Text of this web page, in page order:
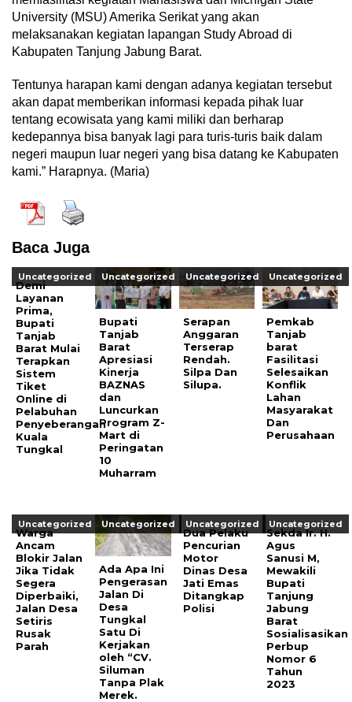
University (MSU) Amerika Serikat yang akan
melaksanakan kegiatan lapangan Study Abroad di
Kabupaten Tanjung Jabung Barat.
Tentunya harapan kami dengan adanya kegiatan tersebut
akan dapat memberikan informasi kepada pihak luar
tentang ecowisata yang kami miliki dan berharap
kedepannya bisa banyak lagi para turis-turis baik dalam
negeri maupun luar negeri yang bisa datang ke Kabupaten
kami.” Harapnya. (Maria)
Baca Juga
Uncategorized
Demi
Layanan
Prima,
Bupati
Tanjab
Barat Mulai
Terapkan
Sistem
Tiket
Online di
Pelabuhan
Penyeberangan
Kuala
Tungkal
Uncategorized
Bupati
Tanjab
Barat
Apresiasi
Kinerja
BAZNAS
dan
Luncurkan
Program Z-
Mart di
Peringatan
10
Muharram
Uncategorized
Serapan
Anggaran
Terserap
Rendah.
Silpa Dan
Silupa.
Uncategorized
Pemkab
Tanjab
barat
Fasilitasi
Selesaikan
Konflik
Lahan
Masyarakat
Dan
Perusahaan
Uncategorized
Warga
Ancam
Blokir Jalan
Jika Tidak
Segera
Diperbaiki,
Jalan Desa
Setiris
Rusak
Parah
Uncategorized
Ada Apa Ini
Pengerasan
Jalan Di
Desa
Tungkal
Satu Di
Kerjakan
oleh “CV.
Siluman
Tanpa Plak
Merek.
Uncategorized
Dua Pelaku
Pencurian
Motor
Dinas Desa
Jati Emas
Ditangkap
Polisi
Uncategorized
Sekda Ir. H.
Agus
Sanusi M,
Mewakili
Bupati
Tanjung
Jabung
Barat
Sosialisasikan
Perbup
Nomor 6
Tahun
2023